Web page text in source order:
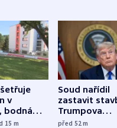
v
bodná
něm
15 m
Soud nařídil
zastavit
Trumpova
tanečního
před 52m